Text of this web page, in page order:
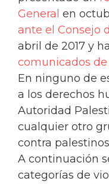
General en
ante el Consejo
abril de 2017 y
comunicados
En ninguno de
a los derechos
Autoridad
cualquier otro
contra
A continuación
categorías de